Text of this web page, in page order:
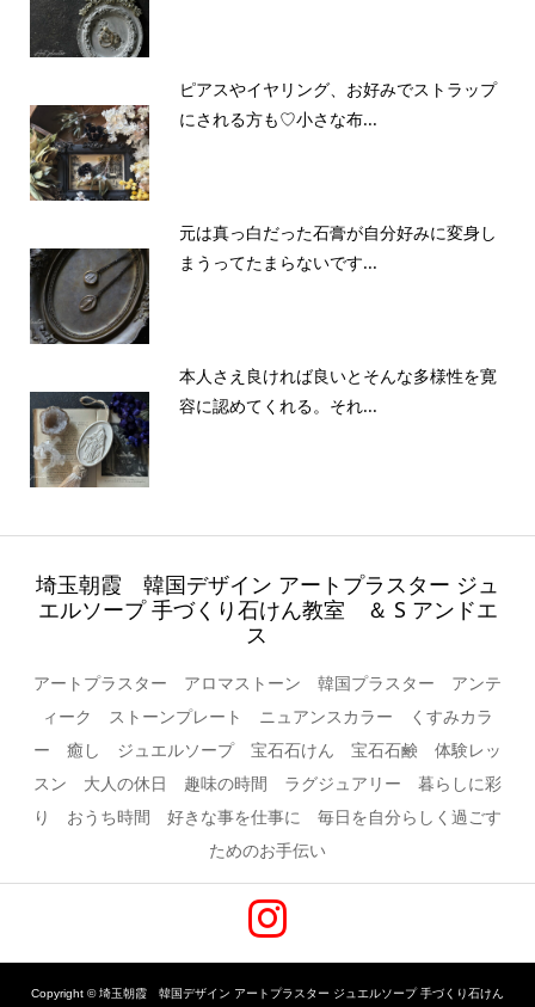
ピアスやイヤリング、お好みでストラップ
にされる方も♡小さな布...
元は真っ白だった石膏が自分好みに変身し
まうってたまらないです...
本人さえ良ければ良いとそんな多様性を寛
容に認めてくれる。それ...
埼玉朝霞 韓国デザイン アートプラスター ジュ
エルソープ 手づくり石けん教室 ＆ S アンドエ
ス
アートプラスター アロマストーン 韓国プラスター アンテ
ィーク ストーンプレート ニュアンスカラー くすみカラ
ー 癒し ジュエルソープ 宝石石けん 宝石石鹸 体験レッ
スン 大人の休日 趣味の時間 ラグジュアリー 暮らしに彩
り おうち時間 好きな事を仕事に 毎日を自分らしく過ごす
ためのお手伝い
Copyright ©埼玉朝霞 韓国デザイン アートプラスター ジュエルソープ 手づくり石けん